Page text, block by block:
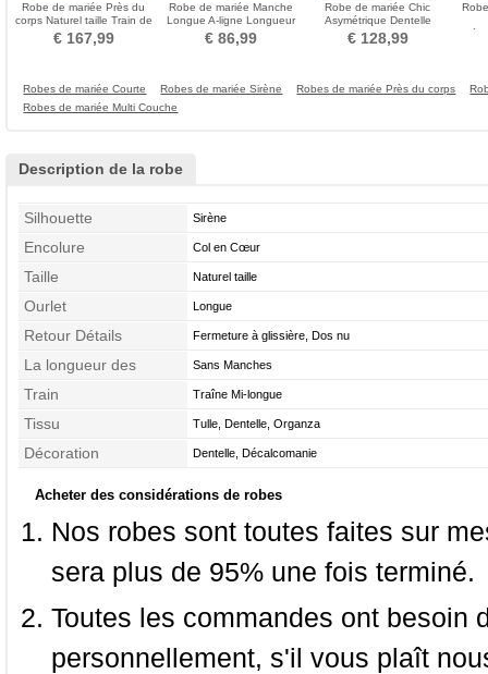
Robe de mariée Près du
corps Naturel taille Train de
balayage
€ 167,99
Robe de mariée Manche
Longue A-ligne Longueur
de genou Rivage
€ 86,99
Robe de mariée Chic
Asymétrique Dentelle
Manche de T-shirt Couvert
de Dentelle
€ 128,99
Robes de mariée Courte Robes de mariée Sirène Robes de mariée Près du corps
Robes de mariée Multi Couche
Description de la robe
Silhouette Sirène
Encolure Col en Cœur
Taille Naturel taille
Ourlet Longue
Retour Détails Fermeture à glissière, Dos nu
La longueur des
manches
Sans Manches
Train Traîne Mi-longue
Tissu Tulle, Dentelle, Organza
Décoration Dentelle, Décalcomanie
Acheter des considérations de robes
Nos robes sont toutes faites sur
sera plus de 95% une fois terminé.
Toutes les commandes ont besoin
personnellement, s'il vous plaît